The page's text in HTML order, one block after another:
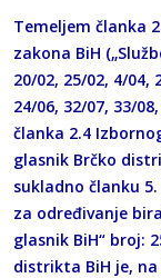
Temeljem članka
zakona BiH
20/02, 25/02, 4/04,
24/06, 32/07, 33/
članka 2.4
glasnik Brčko
sukladno članku
za određivanje
glasnik BiH“ broj:
distrikta BiH je, na